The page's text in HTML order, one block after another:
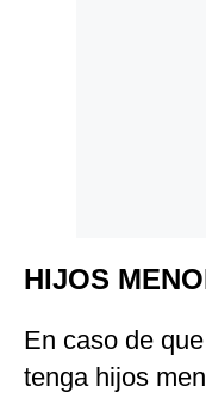
HIJOS
En caso de
tenga hijos